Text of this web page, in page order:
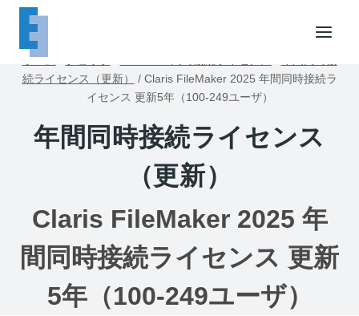
ホーム
続ライセンス（更新）
/ Claris FileMaker 2025 年間同時接続ラ
イセンス 更新5年（100-249ユーザ）
年間同時接続ライセンス
（更新）
Claris FileMaker 2025 年
間同時接続ライセンス 更新
5年（100-249ユーザ）